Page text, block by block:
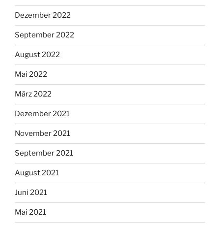
Dezember 2022
September 2022
August 2022
Mai 2022
März 2022
Dezember 2021
November 2021
September 2021
August 2021
Juni 2021
Mai 2021